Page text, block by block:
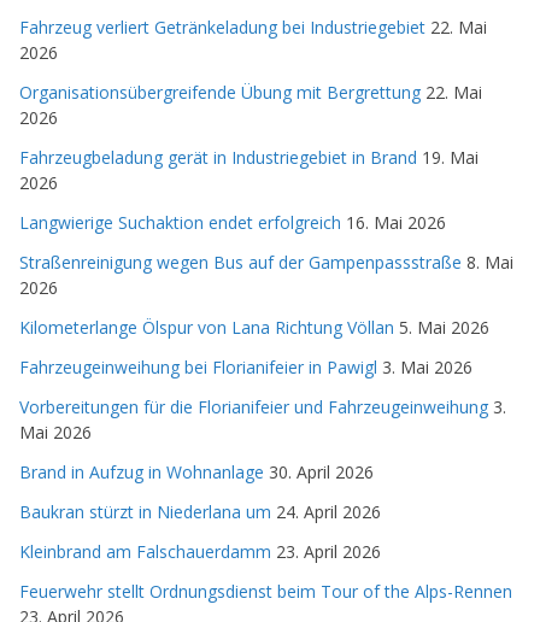
Fahrzeug verliert Getränkeladung bei Industriegebiet 22. Mai
2026
Organisationsübergreifende Übung mit Bergrettung 22. Mai
2026
Fahrzeugbeladung gerät in Industriegebiet in Brand 19. Mai
2026
Langwierige Suchaktion endet erfolgreich 16. Mai 2026
Straßenreinigung wegen Bus auf der Gampenpassstraße 8. Mai
2026
Kilometerlange Ölspur von Lana Richtung Völlan 5. Mai 2026
Fahrzeugeinweihung bei Florianifeier in Pawigl 3. Mai 2026
Vorbereitungen für die Florianifeier und Fahrzeugeinweihung 3.
Mai 2026
Brand in Aufzug in Wohnanlage 30. April 2026
Baukran stürzt in Niederlana um 24. April 2026
Kleinbrand am Falschauerdamm 23. April 2026
Feuerwehr stellt Ordnungsdienst beim Tour of the Alps-Rennen
23. April 2026